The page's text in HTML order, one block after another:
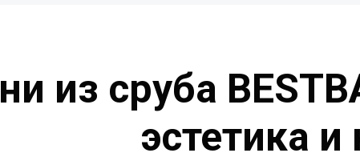
из сруба
эстетика